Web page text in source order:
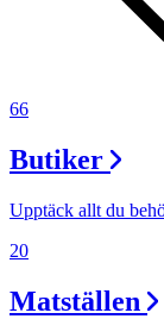
Magasin
Presentkort
66
Butiker
Upptäck allt du
20
Matställen